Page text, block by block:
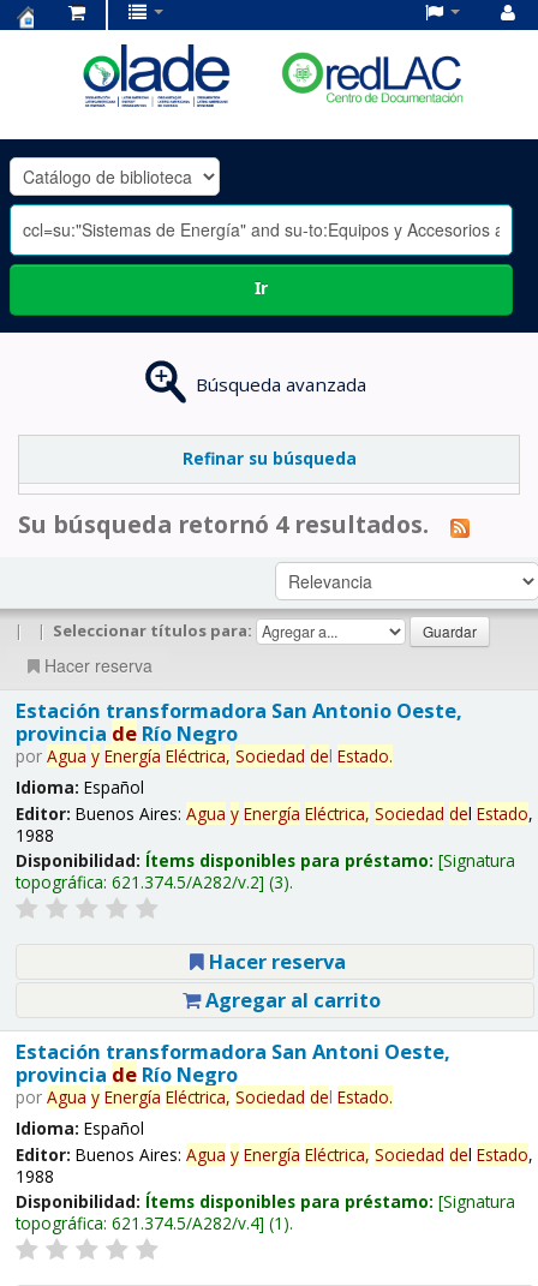
OLADE
-
Ir
Búsqueda avanzada
Refinar su búsqueda
Su búsqueda retornó 4 resultados.
| | Seleccionar títulos para:
Hacer reserva
Estación transformadora San Antonio Oeste,
provincia deRío Negro
por Agua y Energía Eléctrica, Sociedad del Estado.
Idioma: Español
Editor: Buenos Aires: Agua y Energía Eléctrica, Sociedad del Estado,
1988
Disponibilidad: Ítems disponibles para préstamo: Signatura
topográfica: 621.374.5/A282/v.2 (3).
Hacer reserva
Agregar al carrito
Estación transformadora San Antoni Oeste,
provincia deRío Negro
por Agua y Energía Eléctrica, Sociedad del Estado.
Idioma: Español
Editor: Buenos Aires: Agua y Energía Eléctrica, Sociedad del Estado,
1988
Disponibilidad: Ítems disponibles para préstamo: Signatura
topográfica: 621.374.5/A282/v.4 (1).